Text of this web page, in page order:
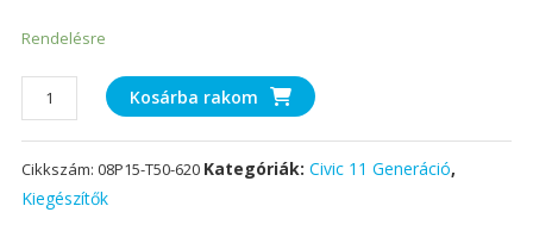
Rendelésre
Honda
Civic
11gen
Gyári
Szőnyeg
Kosárba rakom
Cikkszám: 08P15-T50-620 Kategóriák: Civic 11 Generáció,
Kiegészítők